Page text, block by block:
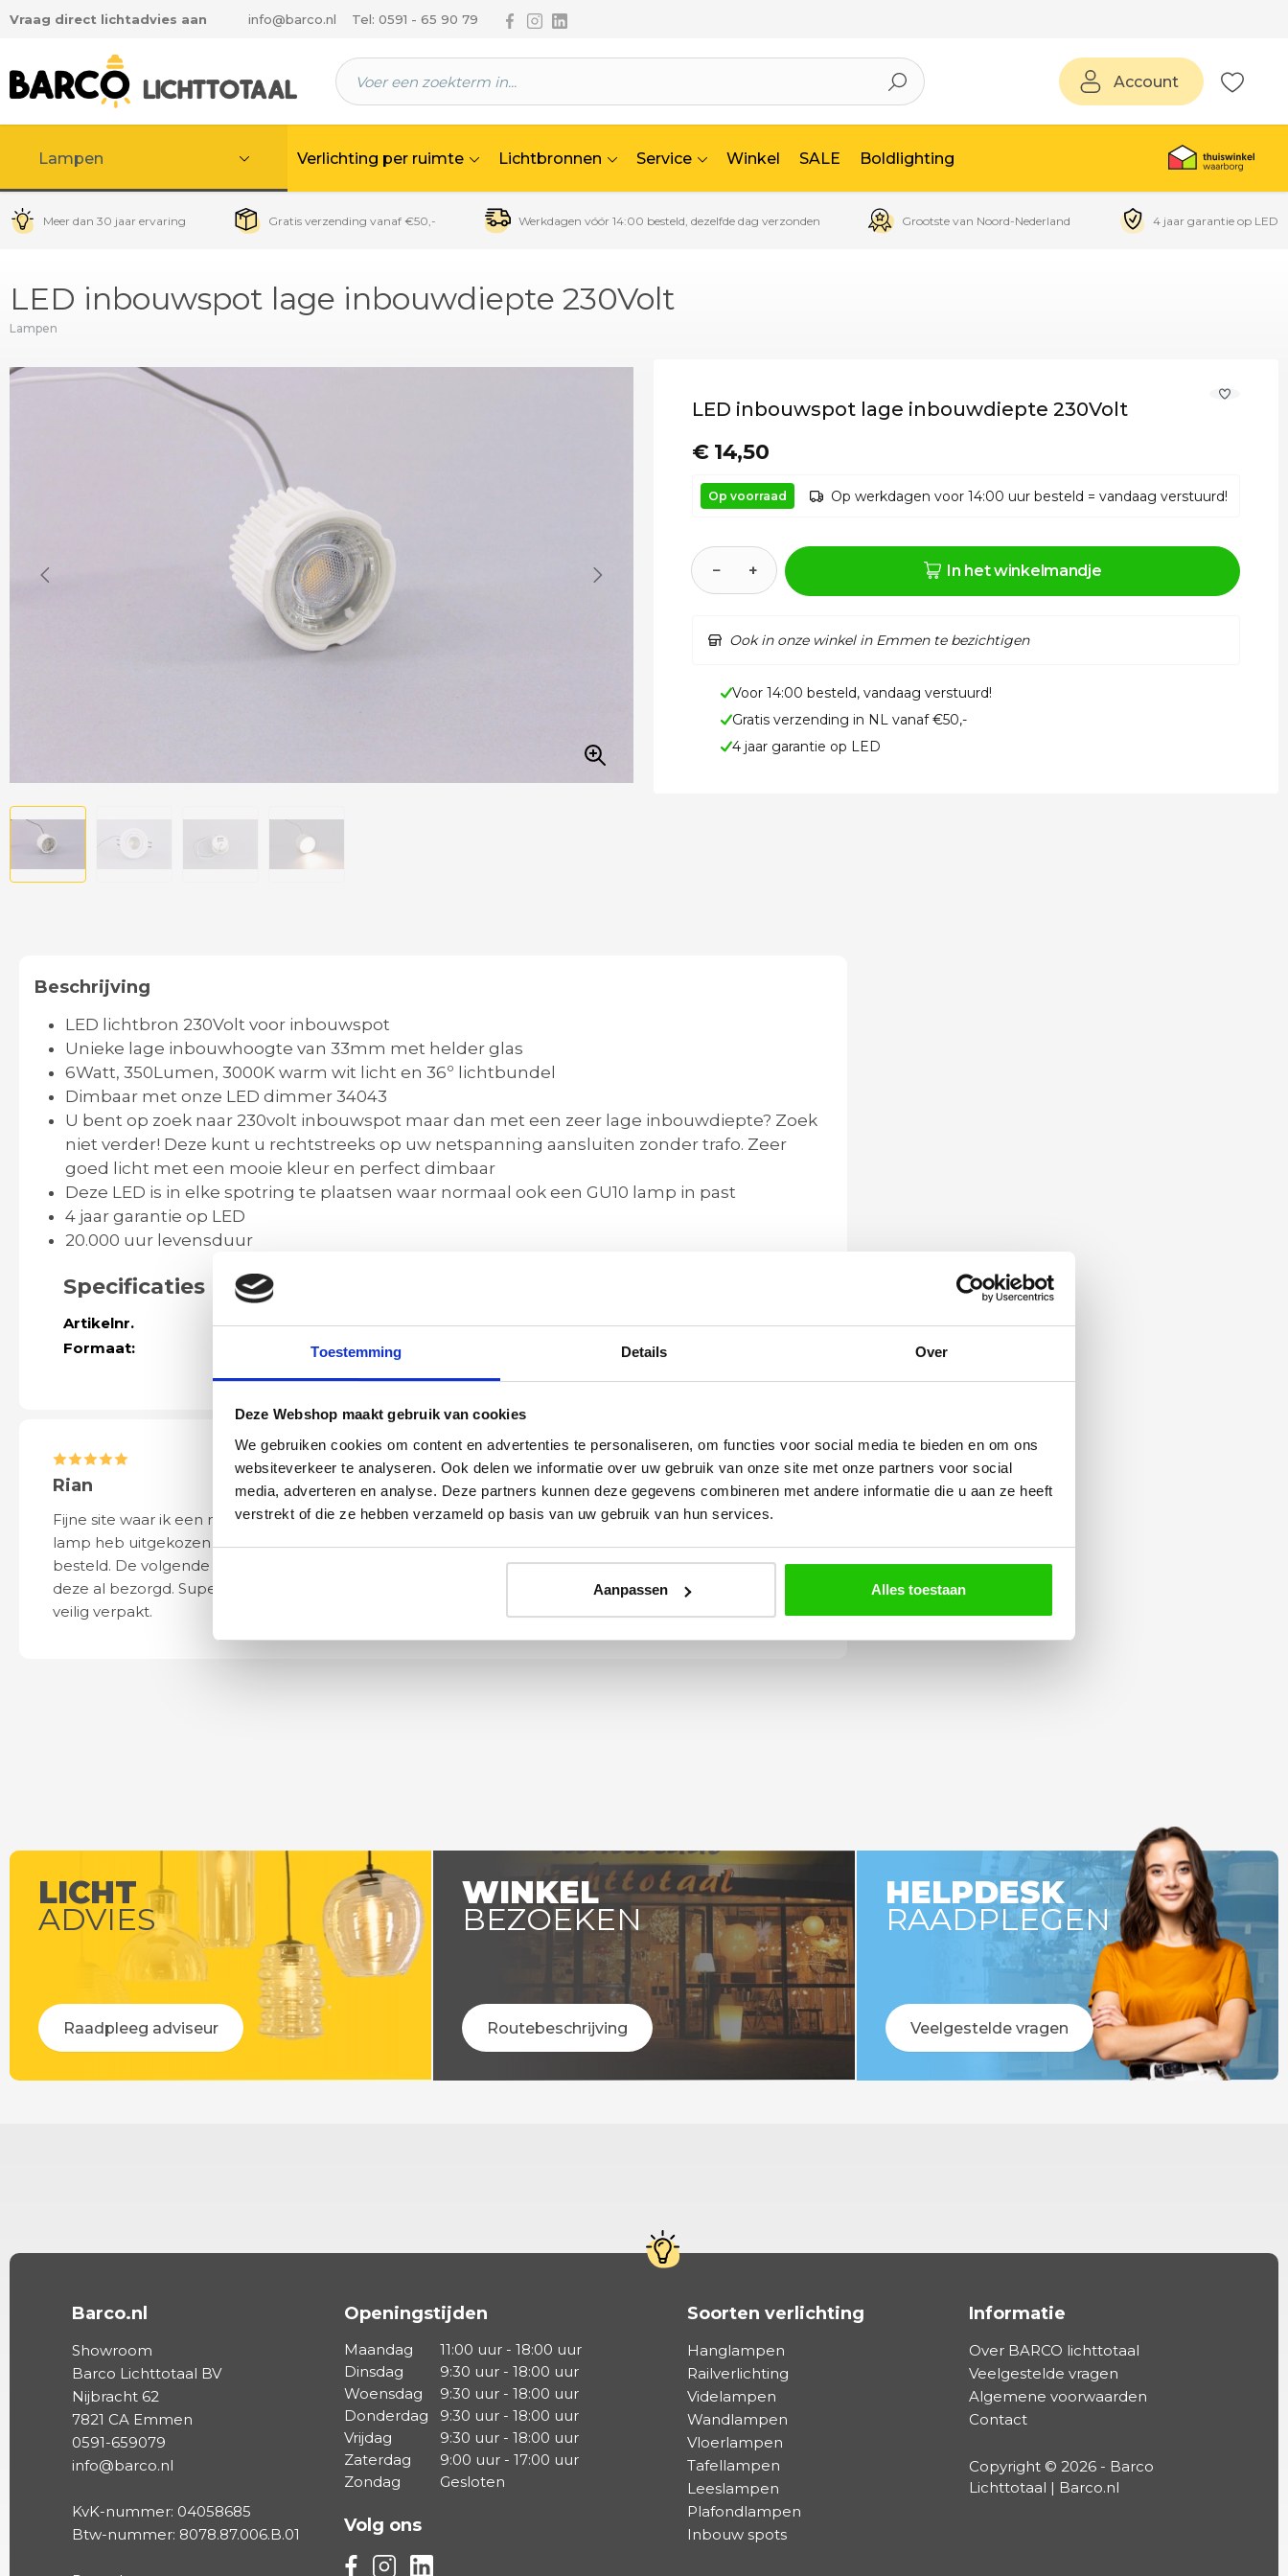
Toestemming Details Over
Deze Webshop maakt gebruik van cookies
We gebruiken cookies om content en advertenties te personaliseren, om functies voor social media te bieden en om ons
websiteverkeer te analyseren. Ook delen we informatie over uw gebruik van onze site met onze partners voor social
media, adverteren en analyse. Deze partners kunnen deze gegevens combineren met andere informatie die u aan ze heeft
verstrekt of die ze hebben verzameld op basis van uw gebruik van hun services.
Aanpassen Alles toestaan
hoofdinhoud
Vraag direct lichtadvies aan info@barco.nl Tel: 0591 - 65 90 79 Volg ons via Facebook
Volg ons via Instagram
Volg ons via Linkedin
Account
Lampen Verlichting per ruimte Lichtbronnen Service Winkel SALE Boldlighting
Meer dan 30 jaar ervaring Gratis verzending vanaf €50,- Werkdagen vóór 14:00 besteld, dezelfde dag verzonden Grootste van Noord-Nederland 4 jaar garantie op LED
LED inbouwspot lage inbouwdiepte 230Volt
Lampen
LED inbouwspot lage inbouwdiepte 230Volt
€ 14,50
Op voorraad Op werkdagen voor 14:00 uur besteld = vandaag verstuurd!
− + In het winkelmandje
Ook in onze winkel in Emmen te bezichtigen
Voor 14:00 besteld, vandaag verstuurd!
Gratis verzending in NL vanaf €50,-
4 jaar garantie op LED
Beschrijving
LED lichtbron 230Volt voor inbouwspot
Unieke lage inbouwhoogte van 33mm met helder glas
6Watt, 350Lumen, 3000K warm wit licht en 36º lichtbundel
Dimbaar met onze LED dimmer 34043
U bent op zoek naar 230volt inbouwspot maar dan met een zeer lage inbouwdiepte? Zoek
niet verder! Deze kunt u rechtstreeks op uw netspanning aansluiten zonder trafo. Zeer
goed licht met een mooie kleur en perfect dimbaar
Deze LED is in elke spotring te plaatsen waar normaal ook een GU10 lamp in past
4 jaar garantie op LED
20.000 uur levensduur
Specificaties
Artikelnr.
40528
Formaat:
Hoogte 33mm | Dia. 50mm
Rian
Fijne site waar ik een mooie
lamp heb uitgekozen en
besteld. De volgende dag werd
deze al bezorgd. Super netjes en
veilig verpakt.
Anne
Het bestellen, betalen en
leveren verliep vlot en volledig
naar wens. Het artikel is zeer
ook eenvoudig te plaatsen.
Yvonne
Wij hadden 2 lampen besteld
met totaal 11 mondgeblazen
kappen. Dit was zeer goed
verpakt geleverd. Wij bevelen dit
bedrijf zeker aan!
LICHT
ADVIES
Raadpleeg adviseur
WINKEL
BEZOEKEN
Routebeschrijving
HELPDESK
RAADPLEGEN
Veelgestelde vragen
Barco.nl
Showroom
Barco Lichttotaal BV
Nijbracht 62
7821 CA Emmen
0591-659079
info@barco.nl
KvK-nummer: 04058685
Btw-nummer: 8078.87.006.B.01
Openingstijden
Maandag
11:00 uur - 18:00 uur
Dinsdag
9:30 uur - 18:00 uur
Woensdag
9:30 uur - 18:00 uur
Donderdag
9:30 uur - 18:00 uur
Vrijdag
9:30 uur - 18:00 uur
Zaterdag
9:00 uur - 17:00 uur
Zondag
Gesloten
Volg ons
Volg ons via Facebook
Volg ons via Instagram
Volg ons via Linkedin
Soorten verlichting
Hanglampen
Railverlichting
Videlampen
Wandlampen
Vloerlampen
Tafellampen
Leeslampen
Plafondlampen
Inbouw spots
Informatie
Over BARCO lichttotaal
Veelgestelde vragen
Algemene voorwaarden
Contact
Copyright © 2026 - Barco
Lichttotaal | Barco.nl